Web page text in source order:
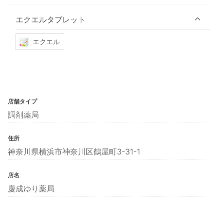
エクエルタブレット
エクエル
店舗タイプ
調剤薬局
住所
神奈川県横浜市神奈川区鶴屋町3-31-1
店名
慶成ゆり薬局